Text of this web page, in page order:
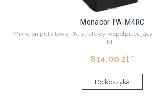
Monacor PA-M4RC
Mikrofon pulpitowy PA, strefowy współpracujący
M...
814,00 zł *
Do koszyka